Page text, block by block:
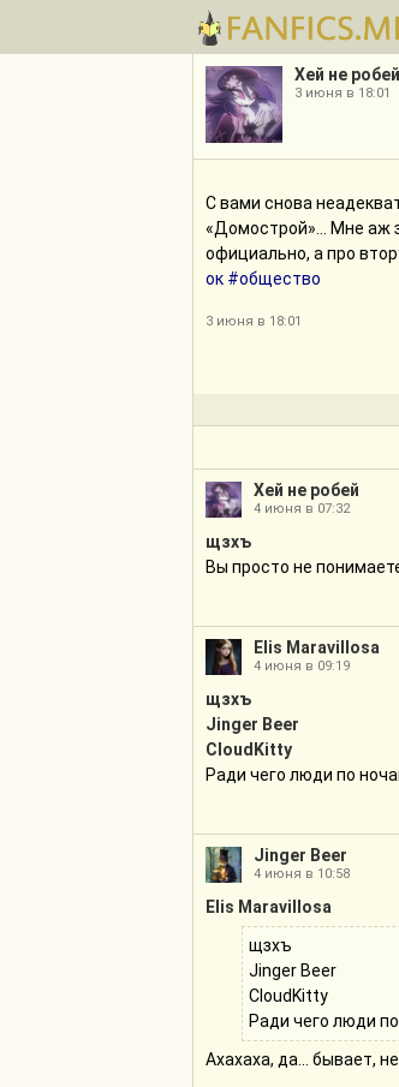
Хей не робей
3 июня в 18:01
С вами снова
«Домострой»... Мне аж
официально, а про
ок #общество
3 июня в 18:01
Хей не робей
4 июня в 07:32
щзхъ
Вы просто не
Elis Maravillosa
4 июня в 09:19
щзхъ
Jinger Beer
CloudKitty
Ради чего люди по
Jinger Beer
4 июня в 10:58
Elis Maravillosa
щзхъ
Jinger Beer
CloudKitty
Ради чего люди по
Ахахаха, да... бывает,